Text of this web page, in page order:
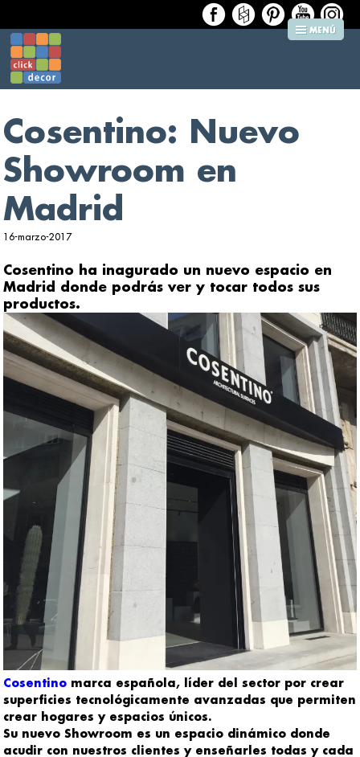
Cosentino: Nuevo
Showroom en
Madrid
16-marzo-2017
Cosentino ha inagurado un nuevo espacio en
Madrid donde podrás ver y tocar todos sus
productos.
Cosentino marca española, líder del sector por crear
superficies tecnológicamente avanzadas que permiten
crear hogares y espacios únicos.
Su nuevo Showroom es un espacio dinámico donde
acudir con nuestros clientes y enseñarles todas y cada